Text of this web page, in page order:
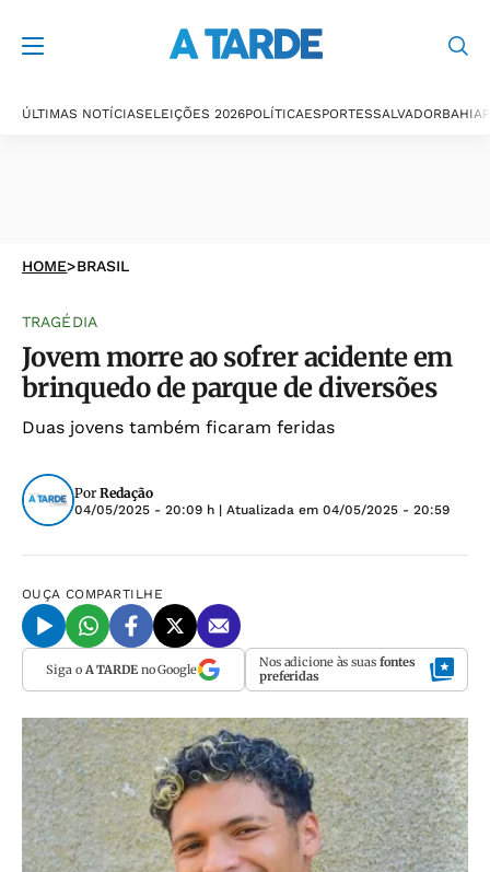
ÚLTIMAS NOTÍCIASELEIÇÕES 2026POLÍTICAESPORTESSALVADORBAHIA
HOME>BRASIL
TRAGÉDIA
Jovem morre ao sofrer acidente em
brinquedo de parque de diversões
Duas jovens também ficaram feridas
Por Redação
04/05/2025 - 20:09 h | Atualizada em 04/05/2025 - 20:59
OUÇA COMPARTILHE
Siga o A TARDEno Google Nos adicione às suas fontes
preferidas